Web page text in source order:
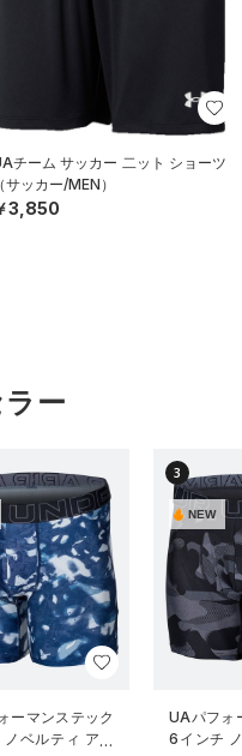
チーム サッカー 二ット ショーツ
（サッカー/MEN）
3,850
ー
ーマンステック
ベルティ アン
3
NEW
UAパフォ
6インチ